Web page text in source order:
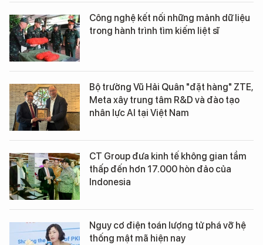
Công nghệ kết nối những mảnh dữ liệu
trong hành trình tìm kiếm liệt sĩ
Bộ trưởng Vũ Hải Quân "đặt hàng" ZTE,
Meta xây trung tâm R&D và đào tạo
nhân lực AI tại Việt Nam
CT Group đưa kinh tế không gian tầm
thấp đến hơn 17.000 hòn đảo của
Indonesia
Nguy cơ điện toán lượng tử phá vỡ hệ
thống mật mã hiện nay